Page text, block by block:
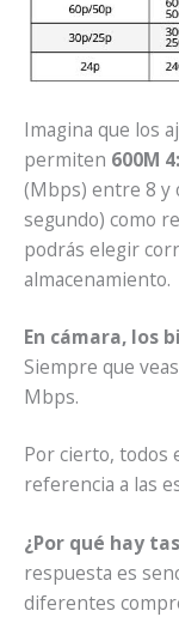
Imagina que los
permiten 600M
(Mbps) entre 8 y
segundo) como
podrás elegir
almacenamiento.
En cámara, los
Siempre que
Mbps.
Por cierto, todos
referencia a las
¿Por qué hay
respuesta es
diferentes